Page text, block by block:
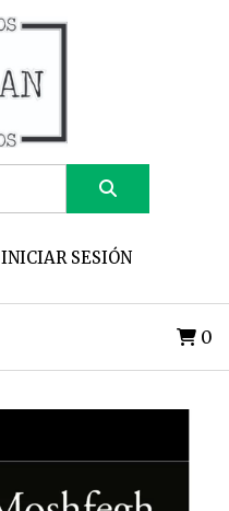
INICIAR SESIÓN
0